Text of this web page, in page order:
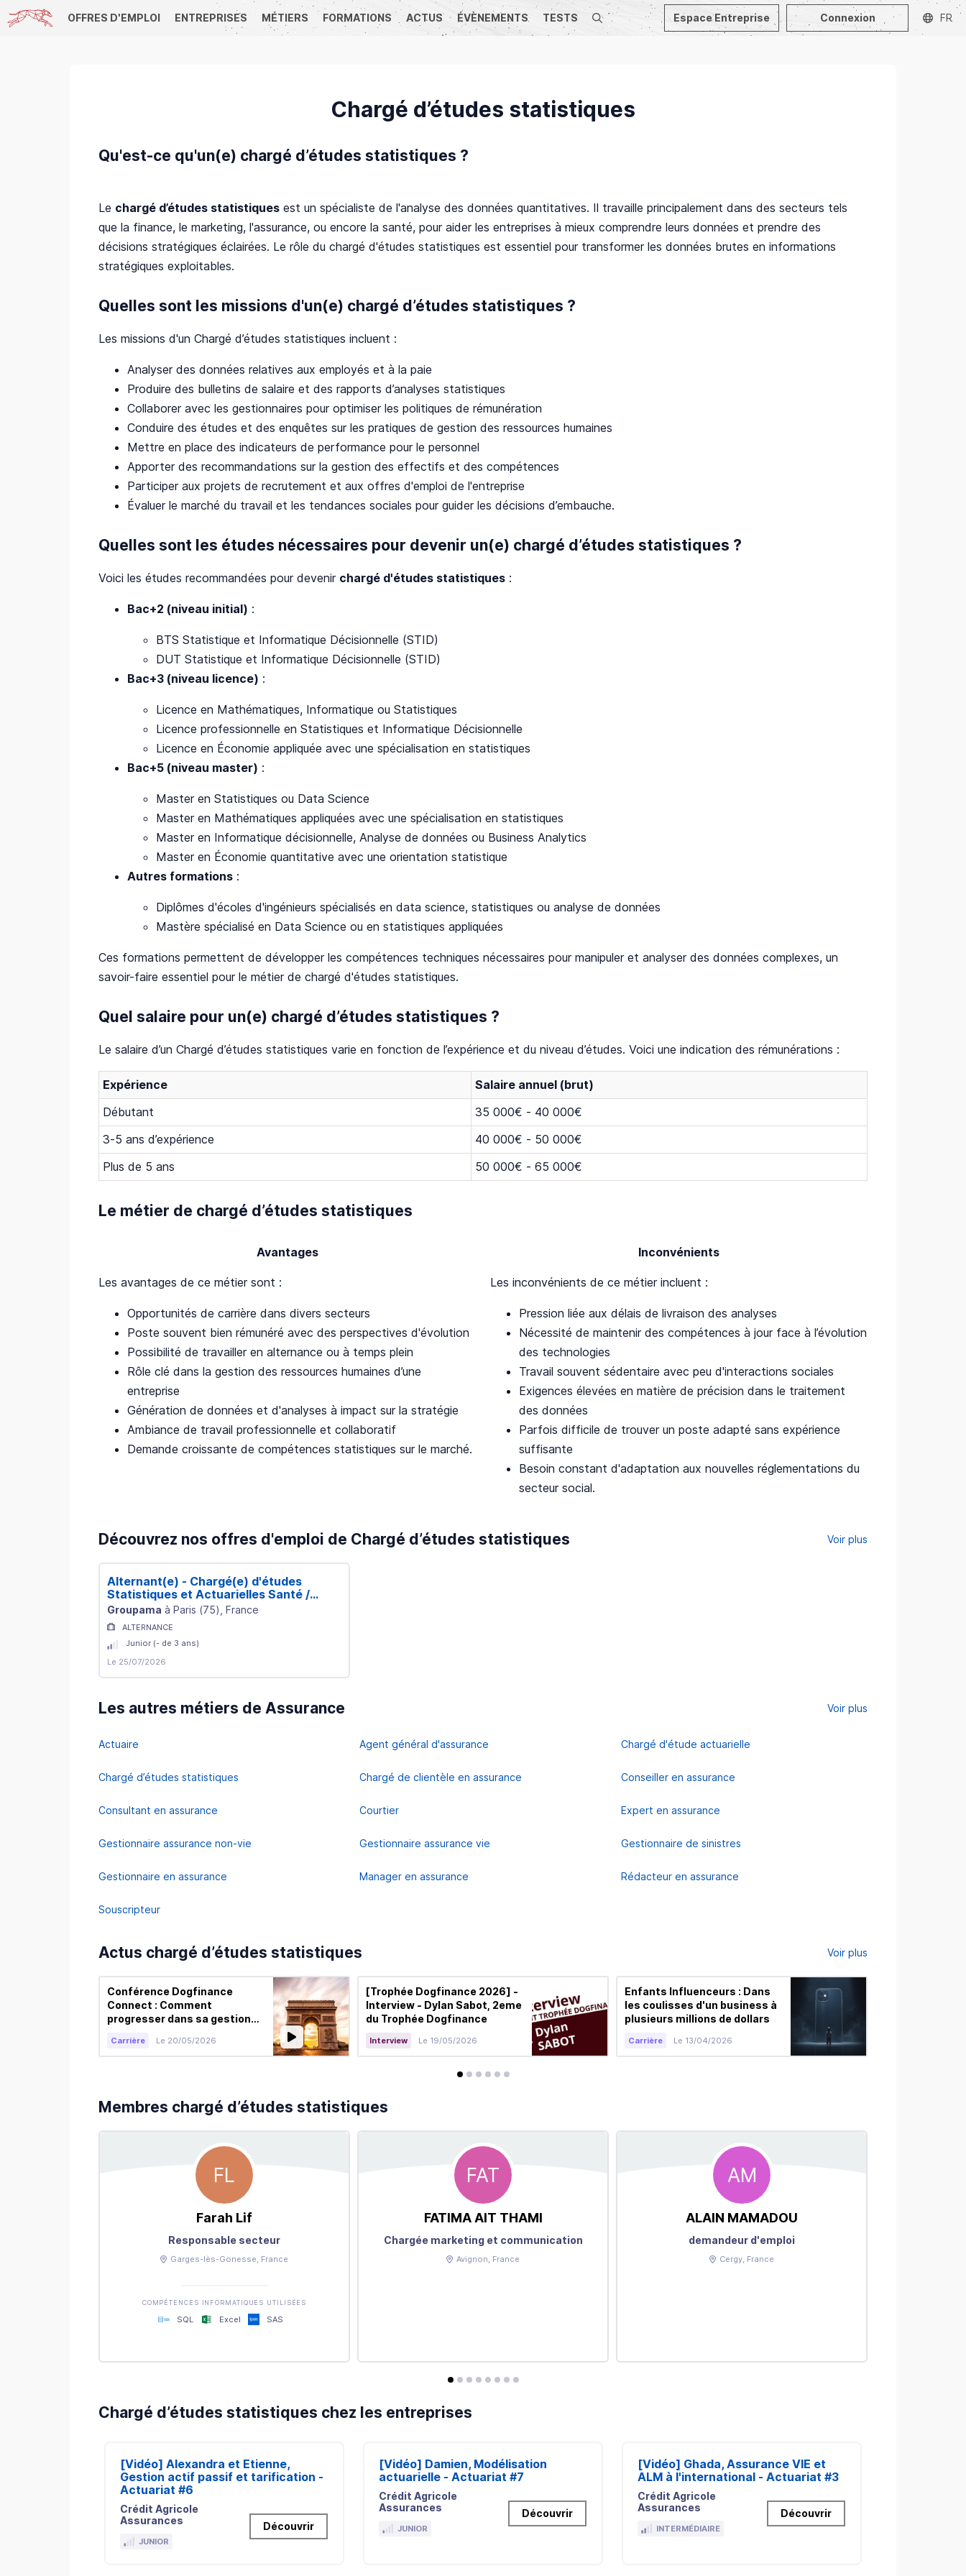
OFFRES D'EMPLOI ENTREPRISES MÉTIERS FORMATIONS ACTUS ÉVÈNEMENTS TESTS Recherche Espace Entreprise Connexion FR
Chargé d’études statistiques
Qu'est-ce qu'un(e) chargé d’études statistiques ?
Le chargé d’études statistiques est un spécialiste de l'analyse des données quantitatives. Il travaille principalement dans des secteurs tels
que la finance, le marketing, l'assurance, ou encore la santé, pour aider les entreprises à mieux comprendre leurs données et prendre des
décisions stratégiques éclairées. Le rôle du chargé d'études statistiques est essentiel pour transformer les données brutes en informations
stratégiques exploitables.
Quelles sont les missions d'un(e) chargé d’études statistiques ?
Les missions d'un Chargé d’études statistiques incluent :
Analyser des données relatives aux employés et à la paie
Produire des bulletins de salaire et des rapports d’analyses statistiques
Collaborer avec les gestionnaires pour optimiser les politiques de rémunération
Conduire des études et des enquêtes sur les pratiques de gestion des ressources humaines
Mettre en place des indicateurs de performance pour le personnel
Apporter des recommandations sur la gestion des effectifs et des compétences
Participer aux projets de recrutement et aux offres d'emploi de l'entreprise
Évaluer le marché du travail et les tendances sociales pour guider les décisions d’embauche.
Quelles sont les études nécessaires pour devenir un(e) chargé d’études statistiques ?
Voici les études recommandées pour devenir chargé d'études statistiques :
Bac+2 (niveau initial) :
BTS Statistique et Informatique Décisionnelle (STID)
DUT Statistique et Informatique Décisionnelle (STID)
Bac+3 (niveau licence) :
Licence en Mathématiques, Informatique ou Statistiques
Licence professionnelle en Statistiques et Informatique Décisionnelle
Licence en Économie appliquée avec une spécialisation en statistiques
Bac+5 (niveau master) :
Master en Statistiques ou Data Science
Master en Mathématiques appliquées avec une spécialisation en statistiques
Master en Informatique décisionnelle, Analyse de données ou Business Analytics
Master en Économie quantitative avec une orientation statistique
Autres formations :
Diplômes d'écoles d'ingénieurs spécialisés en data science, statistiques ou analyse de données
Mastère spécialisé en Data Science ou en statistiques appliquées
Ces formations permettent de développer les compétences techniques nécessaires pour manipuler et analyser des données complexes, un
savoir-faire essentiel pour le métier de chargé d'études statistiques.
Quel salaire pour un(e) chargé d’études statistiques ?
Le salaire d’un Chargé d’études statistiques varie en fonction de l’expérience et du niveau d’études. Voici une indication des rémunérations :
Expérience
Salaire annuel (brut)
Débutant
35 000€ - 40 000€
3-5 ans d’expérience
40 000€ - 50 000€
Plus de 5 ans
50 000€ - 65 000€
Le métier de chargé d’études statistiques
Avantages
Les avantages de ce métier sont :
Opportunités de carrière dans divers secteurs
Poste souvent bien rémunéré avec des perspectives d'évolution
Possibilité de travailler en alternance ou à temps plein
Rôle clé dans la gestion des ressources humaines d’une
entreprise
Génération de données et d'analyses à impact sur la stratégie
Ambiance de travail professionnelle et collaboratif
Demande croissante de compétences statistiques sur le marché.
Inconvénients
Les inconvénients de ce métier incluent :
Pression liée aux délais de livraison des analyses
Nécessité de maintenir des compétences à jour face à l’évolution
des technologies
Travail souvent sédentaire avec peu d'interactions sociales
Exigences élevées en matière de précision dans le traitement
des données
Parfois difficile de trouver un poste adapté sans expérience
suffisante
Besoin constant d'adaptation aux nouvelles réglementations du
secteur social.
Découvrez nos offres d'emploi de Chargé d’études statistiques Voir plus
Alternant(e) - Chargé(e) d'études
Statistiques et Actuarielles Santé /
Prévoyance H/F
Groupama à Paris (75) , France
ALTERNANCE
Junior (- de 3 ans)
Le 25/07/2026
Les autres métiers de Assurance Voir plus
Actuaire Agent général d'assurance Chargé d'étude actuarielle
Chargé d’études statistiques Chargé de clientèle en assurance Conseiller en assurance
Consultant en assurance Courtier Expert en assurance
Gestionnaire assurance non-vie Gestionnaire assurance vie Gestionnaire de sinistres
Gestionnaire en assurance Manager en assurance Rédacteur en assurance
Souscripteur
Actus chargé d’études statistiques Voir plus
Conférence Dogfinance
Connect : Comment
progresser dans sa gestion
ses besoins
Carrière Le 20/05/2026
[Trophée Dogfinance 2026] -
Interview - Dylan Sabot, 2eme
du Trophée Dogfinance
Interview Le 19/05/2026
Enfants Influenceurs : Dans
les coulisses d'un business à
plusieurs millions de dollars
Carrière Le 13/04/2026
avisavisavisavisavisavis
Membres chargé d’études statistiques
FL
Farah Lif
Responsable secteur
Garges-lès-Gonesse, France
COMPÉTENCES INFORMATIQUES UTILISÉES
SQL Excel SAS
FAT
FATIMA AIT THAMI
Chargée marketing et communication
Avignon, France
AM
ALAIN MAMADOU
demandeur d'emploi
Cergy, France
avisavisavisavisavisavisavisavis
Chargé d’études statistiques chez les entreprises
[Vidéo] Alexandra et Etienne,
Gestion actif passif et tarification -
Actuariat #6
Crédit Agricole
Assurances
JUNIOR
Découvrir
[Vidéo] Damien, Modélisation
actuarielle - Actuariat #7
Crédit Agricole
Assurances
JUNIOR
Découvrir
[Vidéo] Ghada, Assurance VIE et
ALM à l'international - Actuariat #3
Crédit Agricole
Assurances
INTERMÉDIAIRE
Découvrir